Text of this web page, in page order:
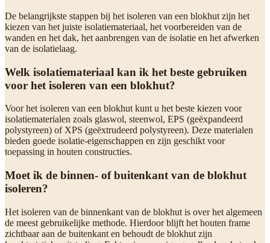
De belangrijkste stappen bij het isoleren van een blokhut zijn het
kiezen van het juiste isolatiemateriaal, het voorbereiden van de
wanden en het dak, het aanbrengen van de isolatie en het afwerken
van de isolatielaag.
Welk isolatiemateriaal kan ik het beste gebruiken
voor het isoleren van een blokhut?
Voor het isoleren van een blokhut kunt u het beste kiezen voor
isolatiematerialen zoals glaswol, steenwol, EPS (geëxpandeerd
polystyreen) of XPS (geëxtrudeerd polystyreen). Deze materialen
bieden goede isolatie-eigenschappen en zijn geschikt voor
toepassing in houten constructies.
Moet ik de binnen- of buitenkant van de blokhut
isoleren?
Het isoleren van de binnenkant van de blokhut is over het algemeen
de meest gebruikelijke methode. Hierdoor blijft het houten frame
zichtbaar aan de buitenkant en behoudt de blokhut zijn